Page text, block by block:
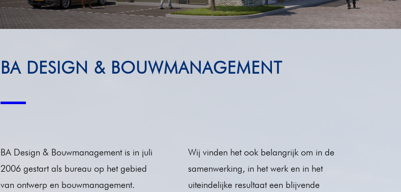
BA DESIGN & BOUWMANAGEMENT
BA Design & Bouwmanagement is in juli
2006 gestart als bureau op het gebied
van ontwerp en bouwmanagement.
Wij vinden het ook belangrijk om in de
samenwerking, in het werk en in het
uiteindelijke resultaat een blijvende